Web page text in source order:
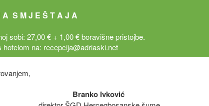
A S M J E Š T A J A
sobi: 27,00 € + 1,00 € boravišne pristojbe.
na: recepcija@adriaski.net
Branko Ivković